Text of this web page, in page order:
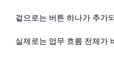
겉으로는 버튼 하나가 추가
실제로는 업무 흐름 전체가